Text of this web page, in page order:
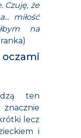
Czuję, że
miłość
na
ten
lecz
i